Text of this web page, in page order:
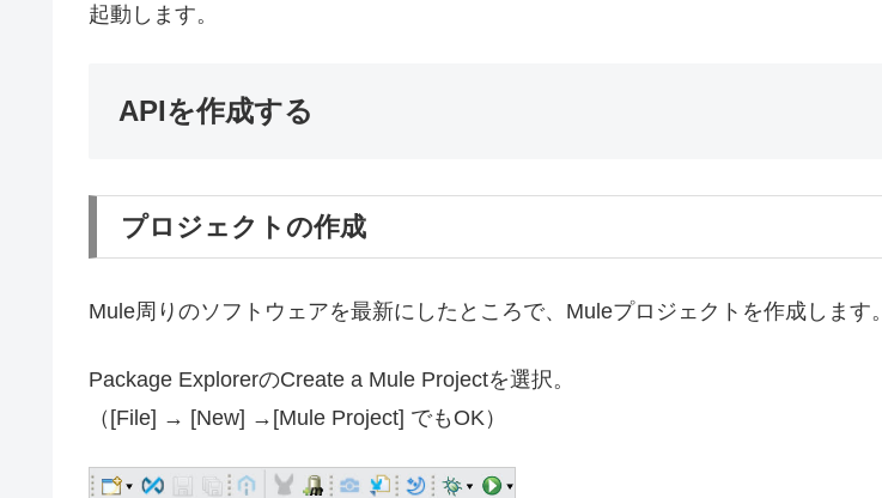
起動します。
APIを作成する
プロジェクトの作成
Mule周りのソフトウェアを最新にしたところで、Muleプロジェクトを作成します。
Package ExplorerのCreate a Mule Projectを選択。
（[File] → [New] →[Mule Project] でもOK）